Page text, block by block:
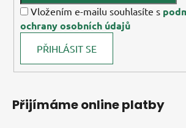
Vložením e-mailu souhlasíte s
ochrany osobních údajů
PŘIHLÁSIT SE
Přijímáme online platby